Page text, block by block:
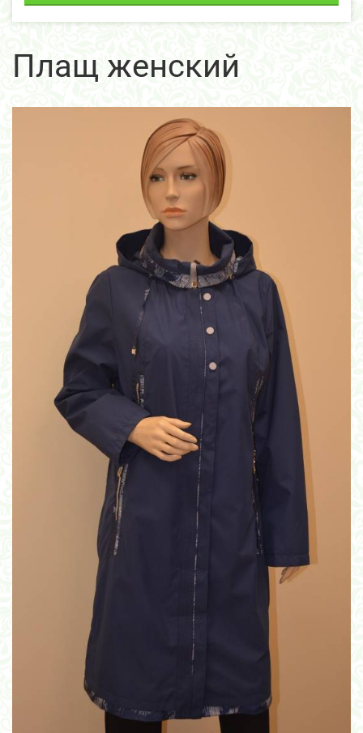
Плащ женский